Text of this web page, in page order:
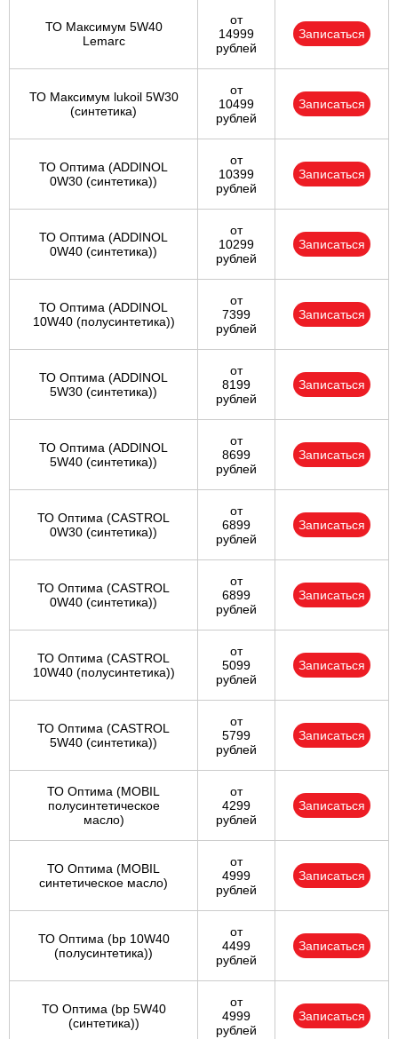
ТО Максимум 5W40
Lemarc
от
14999
рублей
Записаться
ТО Максимум lukoil 5W30
(синтетика)
от
10499
рублей
Записаться
ТО Оптима (ADDINOL
0W30 (синтетика))
от
10399
рублей
Записаться
ТО Оптима (ADDINOL
0W40 (синтетика))
от
10299
рублей
Записаться
ТО Оптима (ADDINOL
10W40 (полусинтетика))
от
7399
рублей
Записаться
ТО Оптима (ADDINOL
5W30 (синтетика))
от
8199
рублей
Записаться
ТО Оптима (ADDINOL
5W40 (синтетика))
от
8699
рублей
Записаться
ТО Оптима (CASTROL
0W30 (синтетика))
от
6899
рублей
Записаться
ТО Оптима (CASTROL
0W40 (синтетика))
от
6899
рублей
Записаться
ТО Оптима (CASTROL
10W40 (полусинтетика))
от
5099
рублей
Записаться
ТО Оптима (CASTROL
5W40 (синтетика))
от
5799
рублей
Записаться
ТО Оптима (MOBIL
полусинтетическое
масло)
от
4299
рублей
Записаться
ТО Оптима (MOBIL
синтетическое масло)
от
4999
рублей
Записаться
ТО Оптима (bp 10W40
(полусинтетика))
от
4499
рублей
Записаться
ТО Оптима (bp 5W40
(синтетика))
от
4999
рублей
Записаться